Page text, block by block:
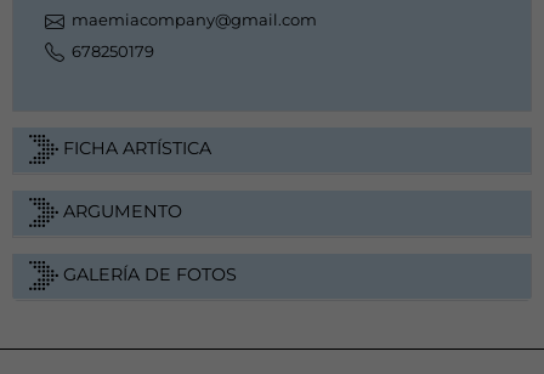
maemiacompany@gmail.com
678250179
FICHA ARTÍSTICA
ARGUMENTO
GALERÍA DE FOTOS